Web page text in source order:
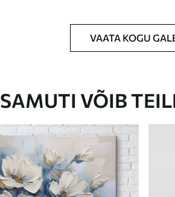
VAATA KOGU
SAMUTI VÕIB